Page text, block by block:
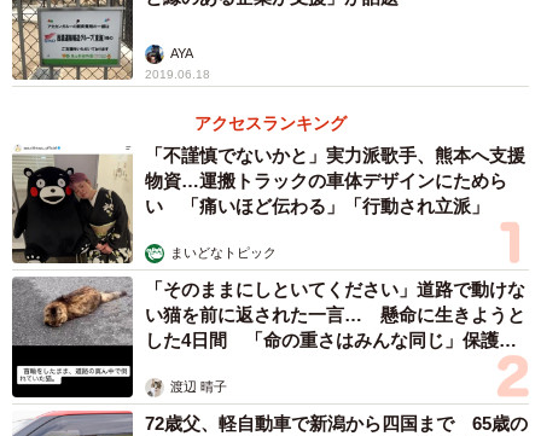
AYA
2019.06.18
アクセスランキング
「不謹慎でないかと」実力派歌手、熊本へ支援
物資…運搬トラックの車体デザインにためら
い 「痛いほど伝わる」「行動され立派」
まいどなトピック
「そのままにしといてください」道路で動けな
い猫を前に返された一言… 懸命に生きようと
した4日間 「命の重さはみんな同じ」保護団
渡辺 晴子
72歳父、軽自動車で新潟から四国まで 65歳の